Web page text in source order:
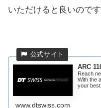
いただけると良いのです
ARC
Reach
With the
your best
www.dtswiss.com